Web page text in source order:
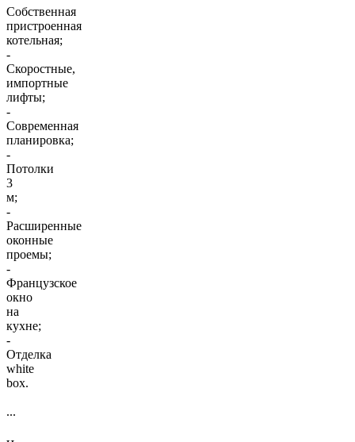
Собственная
пристроенная
котельная;
-
Скоростные,
импортные
лифты;
-
Современная
планировка;
-
Потолки
3
м;
-
Расширенные
оконные
проемы;
-
Французское
окно
на
кухне;
-
Отделка
white
box.
...